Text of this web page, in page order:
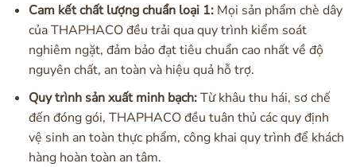
Cam kết chất lượng chuẩn loại 1:Mọi sản phẩm chè dây
của THAPHACO đều trải qua quy trình kiểm soát
nghiêm ngặt, đảm bảo đạt tiêu chuẩn cao nhất về độ
nguyên chất, an toàn và hiệu quả hỗ trợ.
Quy trình sản xuất minh bạch:Từ khâu thu hái, sơ chế
đến đóng gói, THAPHACO đều tuân thủ các quy định
vệ sinh an toàn thực phẩm, công khai quy trình để khách
hàng hoàn toàn an tâm.